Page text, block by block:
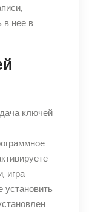
в нее в
ключей
игра